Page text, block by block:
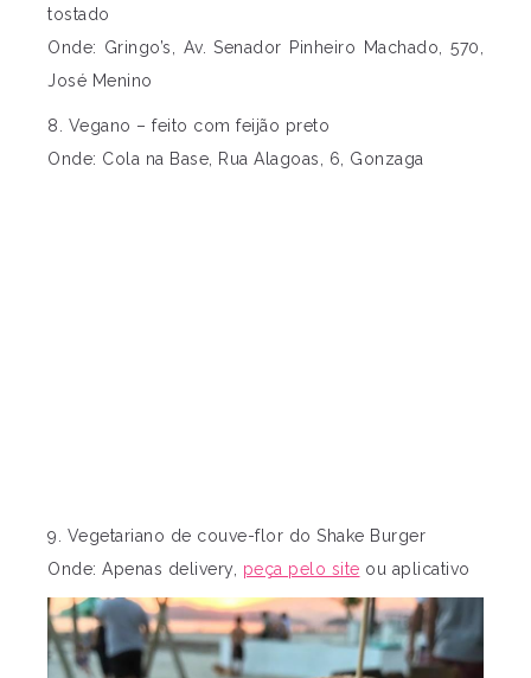
tostado
Onde: Gringo’s, Av. Senador Pinheiro Machado, 570,
José Menino
8. Vegano – feito com feijão preto
Onde: Cola na Base, Rua Alagoas, 6, Gonzaga
9. Vegetariano de couve-flor do Shake Burger
Onde: Apenas delivery, peça pelo site ou aplicativo